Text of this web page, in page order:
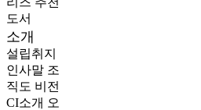
도서
소개
설립취지
인사말 조
직도 비전
CI소개 오